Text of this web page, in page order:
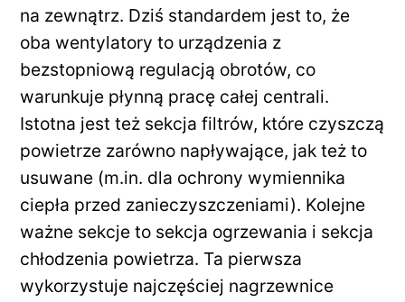
na zewnątrz. Dziś standardem jest to, że
oba wentylatory to urządzenia z
bezstopniową regulacją obrotów, co
warunkuje płynną pracę całej centrali.
Istotna jest też sekcja filtrów, które czyszczą
powietrze zarówno napływające, jak też to
usuwane (m.in. dla ochrony wymiennika
ciepła przed zanieczyszczeniami). Kolejne
ważne sekcje to sekcja ogrzewania i sekcja
chłodzenia powietrza. Ta pierwsza
wykorzystuje najczęściej nagrzewnice